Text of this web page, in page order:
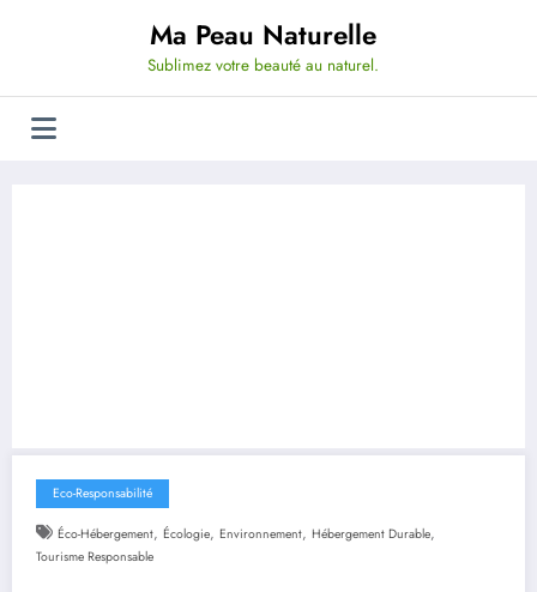
Ma Peau Naturelle
Sublimez votre beauté au naturel.
Eco-Responsabilité
Éco-Hébergement, Écologie, Environnement, Hébergement Durable,
Tourisme Responsable